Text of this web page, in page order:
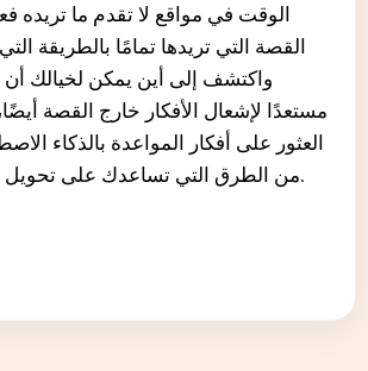
الوقت في مواقع لا تقدم ما تريده
القصة التي تريدها تمامًا بالطريقة
واكتشف إلى أين يمكن لخيالك أن
مستعدًا لإشعال الأفكار خارج القصة
العثور على أفكار المواعدة بالذكاء
من الطرق التي تساعدك على تحويل خيالاتك إلى واقع.